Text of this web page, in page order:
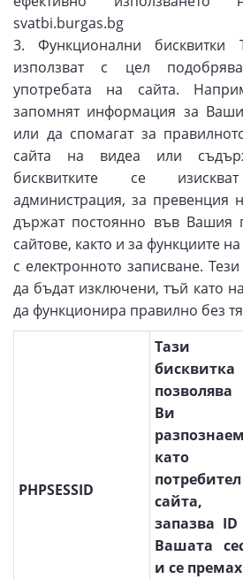
svatbi.burgas.bg
3. Функционални бисквитки
използват с цел
употребата на сайта.
запомнят информация за
или да спомагат за
сайта на видеа или
бисквитките се
администрация, за превенция
държат постоянно във Вашия
сайтове, както и за функциите
с електронното записване.
да бъдат изключени, тъй като
да функционира правилно без
PHPSESSID
Тази
Ви
разпознаем
като
сайта,
запазва
Вашата
и се